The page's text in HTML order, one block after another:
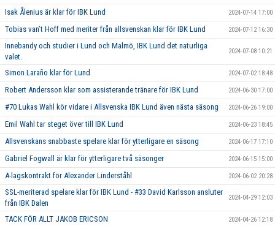
Isak Ålenius är klar för IBK Lund 2024-07-14 17:00
Tobias van’t Hoff med meriter från allsvenskan klar för IBK Lund 2024-07-12 16:30
Innebandy och studier i Lund och Malmö, IBK Lund det naturliga
valet.
2024-07-08 10:21
Simon Laraño klar för Lund 2024-07-02 18:48
Robert Andersson klar som assisterande tränare för IBK Lund 2024-06-30 17:00
#70 Lukas Wahl kör vidare i Allsvenska IBK Lund även nästa säsong 2024-06-26 19:00
Emil Wahl tar steget över till IBK Lund 2024-06-23 18:45
Allsvenskans snabbaste spelare klar för ytterligare en säsong 2024-06-17 17:10
Gabriel Fogwall är klar för ytterligare två säsonger 2024-06-15 15:00
A-lagskontrakt för Alexander Linderståhl 2024-06-02 20:28
SSL-meriterad spelare klar för IBK Lund - #33 David Karlsson ansluter
från IBK Dalen
2024-04-29 12:03
TACK FÖR ALLT JAKOB ERICSON 2024-04-26 12:18